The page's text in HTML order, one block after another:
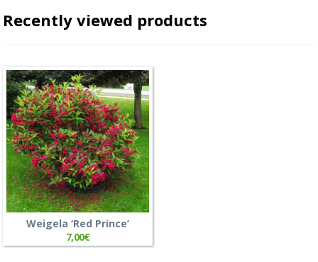
Recently viewed products
Weigela ‘Red Prince’
7,00€